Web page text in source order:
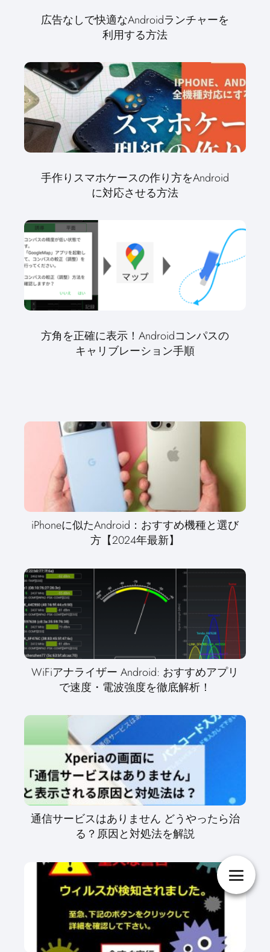
広告なしで快適なAndroidランチャーを
利用する方法
手作りスマホケースの作り方をAndroid
に対応させる方法
方角を正確に表示！Androidコンパスの
キャリブレーション手順
iPhoneに似たAndroid：おすすめ機種と選び
方【2024年最新】
WiFiアナライザー Android: おすすめアプリ
で速度・電波強度を徹底解析！
通信サービスはありません どうやったら治
る？原因と対処法を解説